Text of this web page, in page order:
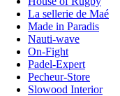
La sellerie de Maé
Made in Paradis
Nauti-wave
On-Fight
Padel-Expert
Pecheur-Store
Slowood Interior